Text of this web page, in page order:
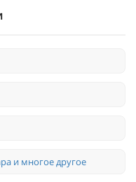
и многое другое